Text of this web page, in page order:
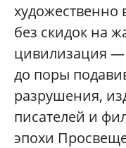
художественно
без скидок на
цивилизация
до поры
разрушения,
писателей и
эпохи